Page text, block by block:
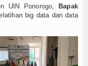
UIN Ponorogo,
Bapak
big data dan data